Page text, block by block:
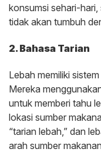
konsumsi sehari-
tidak akan tumbuh
2. Bahasa Tarian
Lebah memiliki
Mereka
untuk memberi tahu
lokasi sumber
“tarian lebah,” dan
arah sumber